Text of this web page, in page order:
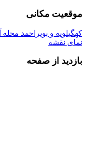
موقعیت مکانی
کهگیلویه و بویراحمد محله
نمای نقشه
بازدید از صفحه